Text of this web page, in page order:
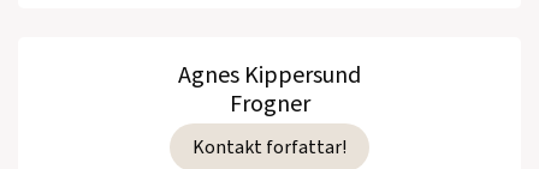
Agnes Kippersund
Frogner
Kontakt forfattar!